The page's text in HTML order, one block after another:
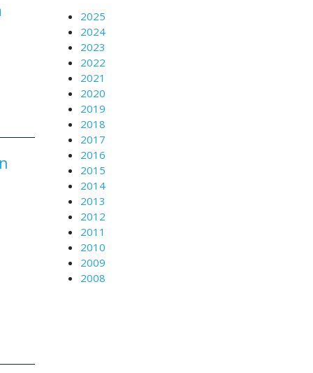
2025
2024
2023
2022
2021
2020
2019
2018
2017
2016
2015
2014
2013
2012
2011
2010
2009
2008